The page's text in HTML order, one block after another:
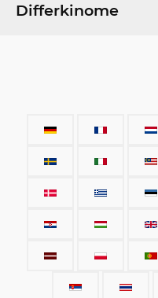
Differkinome